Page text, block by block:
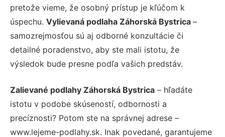
pretože vieme, že osobný prístup je kľúčom k
úspechu. Vylievaná podlaha Záhorská Bystrica –
samozrejmosťou sú aj odborné konzultácie či
detailné poradenstvo, aby ste mali istotu, že
výsledok bude presne podľa vašich predstáv.
Zalievané podlahy Záhorská Bystrica – hľadáte
istotu v podobe skúseností, odbornosti a
precíznosti? Potom ste na správnej adrese –
www.lejeme-podlahy.sk. Inak povedané, garantujeme